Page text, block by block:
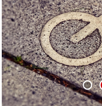
1